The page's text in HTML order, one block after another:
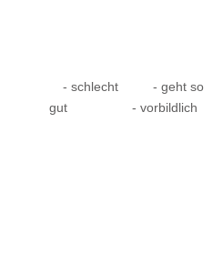
- schlecht - geht so
gut
- vorbildlich